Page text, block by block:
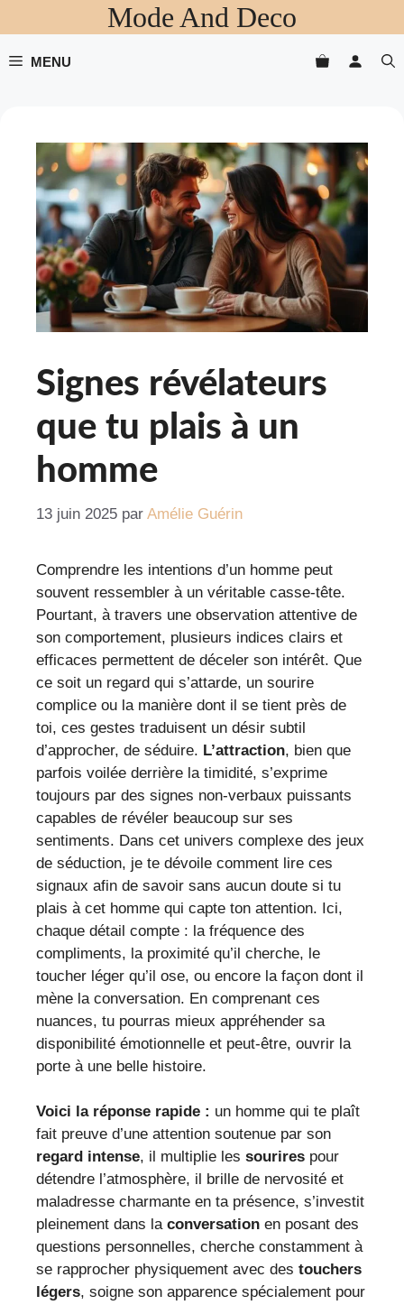
au
contenu
Mode And Deco
MENU
Signes révélateurs
que tu plais à un
homme
13 juin 2025 par Amélie Guérin
Comprendre les intentions d’un homme peut
souvent ressembler à un véritable casse-tête.
Pourtant, à travers une observation attentive de
son comportement, plusieurs indices clairs et
efficaces permettent de déceler son intérêt. Que
ce soit un regard qui s’attarde, un sourire
complice ou la manière dont il se tient près de
toi, ces gestes traduisent un désir subtil
d’approcher, de séduire. L’attraction, bien que
parfois voilée derrière la timidité, s’exprime
toujours par des signes non-verbaux puissants
capables de révéler beaucoup sur ses
sentiments. Dans cet univers complexe des jeux
de séduction, je te dévoile comment lire ces
signaux afin de savoir sans aucun doute si tu
plais à cet homme qui capte ton attention. Ici,
chaque détail compte : la fréquence des
compliments, la proximité qu’il cherche, le
toucher léger qu’il ose, ou encore la façon dont il
mène la conversation. En comprenant ces
nuances, tu pourras mieux appréhender sa
disponibilité émotionnelle et peut-être, ouvrir la
porte à une belle histoire.
Voici la réponse rapide : un homme qui te plaît
fait preuve d’une attention soutenue par son
regard intense, il multiplie les sourires pour
détendre l’atmosphère, il brille de nervosité et
maladresse charmante en ta présence, s’investit
pleinement dans la conversation en posant des
questions personnelles, cherche constamment à
se rapprocher physiquement avec des touchers
légers, soigne son apparence spécialement pour